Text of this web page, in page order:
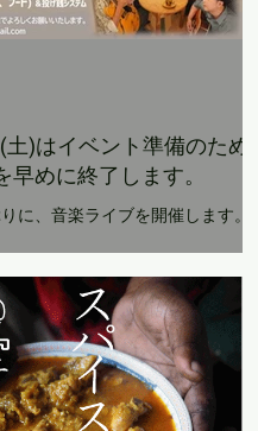
土)はイベント準備のため、
早めに終了します。
に、音楽ライブを開催します。
りとお過ごしいただけるイベント
ました） また、当日のランチ営
準備のために、ラストオーダー...